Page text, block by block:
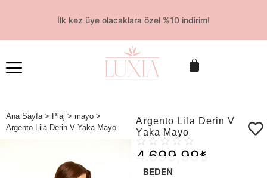
İlk kez üye olacaklara özel %10 indirim!
Ana Sayfa > Plaj > mayo >
Argento Lila Derin V Yaka Mayo
Argento Lila Derin V
Yaka Mayo
☆ ☆ ☆ ☆ ☆
4.699,99₺
BEDEN